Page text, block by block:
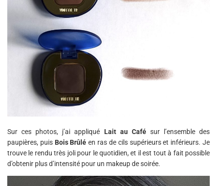
Sur ces photos, j’ai appliqué Lait au Cafésur l’ensemble des
paupières, puis Bois Brûlé en ras de cils supérieurs et inférieurs. Je
trouve le rendu très joli pour le quotidien, et il est tout à fait possible
d’obtenir plus d’intensité pour un makeup de soirée.